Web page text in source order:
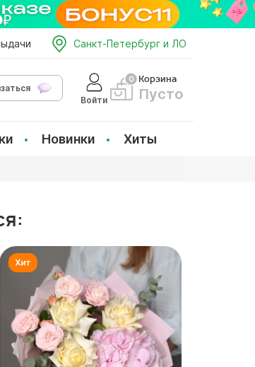
Санкт-Петербург и ЛО
Войти
Корзина
Пусто
Новинки Хиты